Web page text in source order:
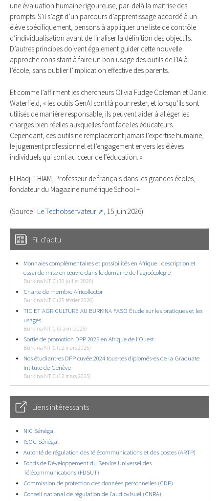
une évaluation humaine rigoureuse, par-delà la maitrise des
prompts. S’il s’agit d’un parcours d’apprentissage accordé à un
élève spécifiquement, pensons à appliquer une liste de contrôle
d’individualisation avant de finaliser la définition des objectifs.
D’autres principes doivent également guider cette nouvelle
approche consistant à faire un bon usage des outils de l’IA à
l’école, sans oublier l’implication effective des parents.
Et comme l’affirment les chercheurs Olivia Fudge Coleman et Daniel
Waterfield, « les outils GenAI sont là pour rester, et lorsqu’ils sont
utilisés de manière responsable, ils peuvent aider à alléger les
charges bien réelles auxquelles font face les éducateurs.
Cependant, ces outils ne remplaceront jamais l’expertise humaine,
le jugement professionnel et l’engagement envers les élèves
individuels qui sont au cœur de l’éducation. »
El Hadji THIAM, Professeur de français dans les grandes écoles,
fondateur du Magazine numérique School +
(Source : Le Techobservateur , 15 juin 2026)
Fil d'actu
Monnaies complémentaires et possibilités en Afrique : description et
essai de mise en œuvre dans le domaine de l’agroécologie
Burkina NTIC (30 juillet 2026)
Charte de membre Africollector
Burkina NTIC (25 février 2026)
TIC ET AGRICULTURE AU BURKINA FASO Étude sur les pratiques et les
usages
Burkina NTIC (9 avril 2025)
Sortie de promotion DPP 2025 en Afrique de l’Ouest
Burkina NTIC (12 mars 2025)
Nos étudiant-es DPP cuvée 2024 tous-tes diplomés-es de la Graduate
Intitute de Genève
Burkina NTIC (12 mars 2025)
Liens intéressants
NIC Sénégal
ISOC Sénégal
Autorité de régulation des télécommunications et des postes (ARTP)
Fonds de Développement du Service Universel des
Télécommunications (FDSUT)
Commission de protection des données personnelles (CDP)
Conseil national de régulation de l’audiovisuel (CNRA)